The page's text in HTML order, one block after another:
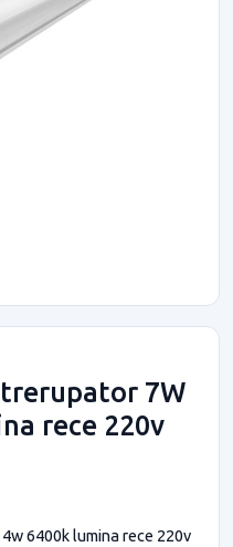
7W
rece 220v
6400k lumina rece 220v